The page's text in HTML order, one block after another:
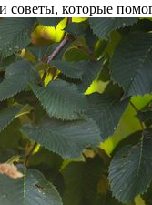
которые